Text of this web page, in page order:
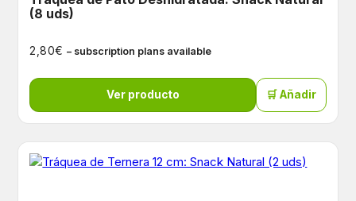
(8 uds)
2,80€ – subscription plans available
Ver producto 🛒 Añadir